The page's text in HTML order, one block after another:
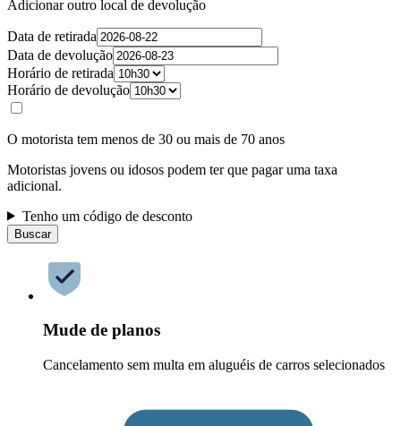
Adicionar outro local de devolução
Data de retirada
Data de devolução
Horário de retirada
Horário de devolução
O motorista tem menos de 30 ou mais de 70 anos
Motoristas jovens ou idosos podem ter que pagar uma taxa
adicional.
Tenho um código de desconto
Buscar
Mude de planos
Cancelamento sem multa em aluguéis de carros selecionados